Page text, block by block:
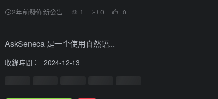
2年前發佈新公告 1 0 0
AskSeneca 是一个使用自然语...
收錄時間： 2024-12-13